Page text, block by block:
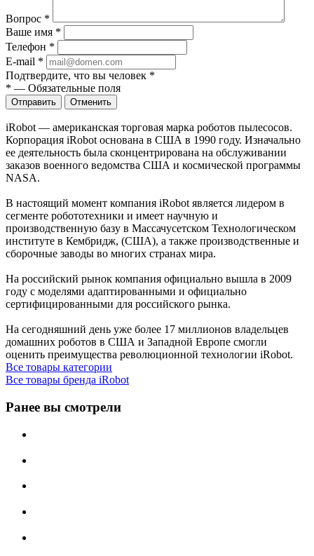
Вопрос *
Ваше имя *
Телефон *
E-mail *
Подтвердите, что вы человек *
* — Обязательные поля
Отправить Отменить
iRobot — американская торговая марка роботов пылесосов.
Корпорация iRobot основана в США в 1990 году. Изначально
ее деятельность была сконцентрирована на обслуживании
заказов военного ведомства США и космической программы
NASA.
В настоящий момент компания iRobot является лидером в
сегменте робототехники и имеет научную и
производственную базу в Массачусетском Технологическом
институте в Кембридж, (США), а также производственные и
сборочные заводы во многих странах мира.
На российский рынок компания официально вышла в 2009
году с моделями адаптированными и официально
сертифицированными для российского рынка.
На сегодняшний день уже более 17 миллионов владельцев
домашних роботов в CША и Западной Европе смогли
оценить преимущества революционной технологии iRobot.
Все товары категории
Все товары бренда iRobot
Ранее вы смотрели